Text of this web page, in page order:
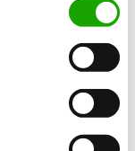
Details